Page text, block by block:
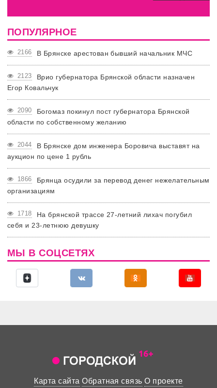
ПОПУЛЯРНОЕ
2166 В Брянске арестован бывший начальник МЧС
2123
Врио губернатора Брянской области назначен
Егор Ковальчук
2090
Богомаз покинул пост губернатора Брянской
области по собственному желанию
2044
В Брянске дом инженера Боровича выставят на
аукцион по цене 1 рубль
1866
Брянца осудили за перевод денег нежелательным
организациям
1718
На брянской трассе 27-летний лихач погубил
себя и 23-летнюю девушку
МЫ В СОЦСЕТЯХ
Карта сайта Обратная связь О проекте